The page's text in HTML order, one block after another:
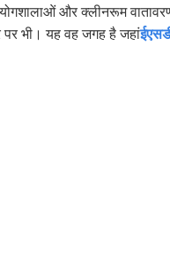
और क्लीनरूम
भी। यह वह जगह है जहां